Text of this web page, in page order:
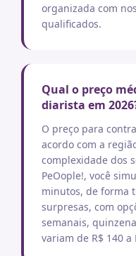
organizada com
qualificados.
Qual o preço
diarista em
O preço para
acordo com a
complexidade dos
PeOople!, você
minutos, de forma
surpresas, com
semanais,
variam de R$ 140 a